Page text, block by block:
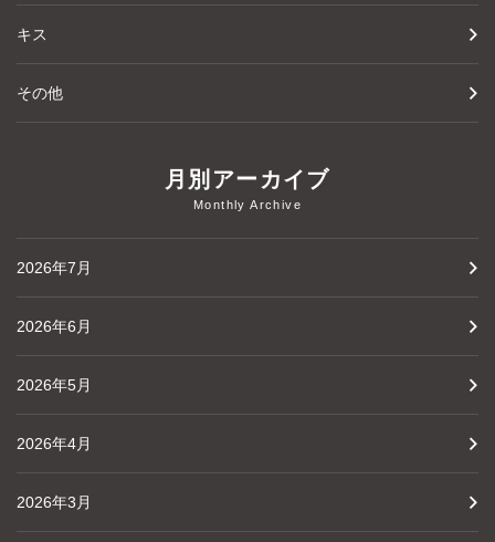
キス
その他
月別アーカイブ
Monthly Archive
2026年7月
2026年6月
2026年5月
2026年4月
2026年3月